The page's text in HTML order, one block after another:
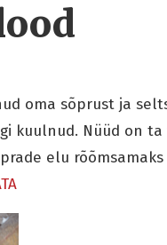
oma sõprust ja
kuulnud. Nüüd on
elu